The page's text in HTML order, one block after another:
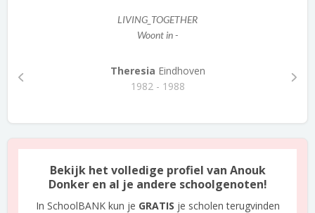
LIVING_TOGETHER
Woont in -
Theresia Eindhoven
1982 - 1988
Bekijk het volledige profiel van Anouk
Donker en al je andere schoolgenoten!
In SchoolBANK kun je GRATIS je scholen terugvinden